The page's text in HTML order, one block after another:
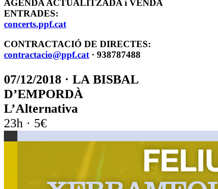
AGENDA ACTUALITZADA i VENDA
ENTRADES:
concerts.ppf.cat
CONTRACTACIÓ DE DIRECTES:
contractacio@ppf.cat · 938787488
07/12/2018 · LA BISBAL
D’EMPORDÀ
L’Alternativa
23h · 5€